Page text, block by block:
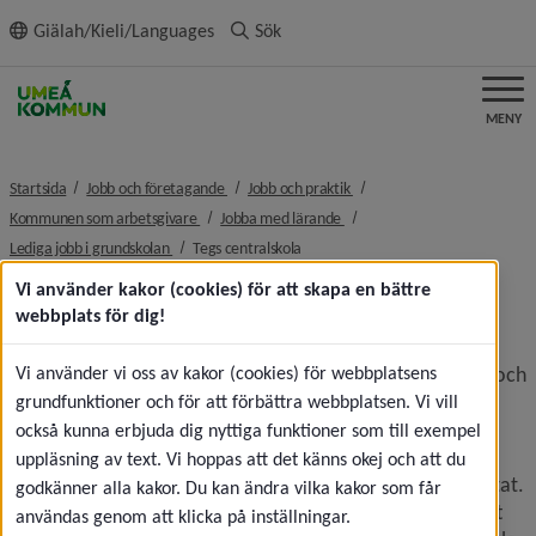
innehållet
Giälah/Kieli/Languages Sök
MENY
Startsida Jobb och företagande nivå i brödsmulenavigeringen
Jobb och praktik nivå i
Kommunen som arbetsgivare nivå i brödsmulenavigeringen
Jobba med lärande
nivå i brödsmulenavigeringen
Lediga jobb i grundskolan nivå i brödsmulenavigeringen
Tegs centralskola
Tegs centralskola
Tegs centralskola är en centralt belägen högstadieskola och
en knutpunkt på Teg med bibliotek, idrottshallar och
fritidsgård. Från centrum är det endast åtta minuters
cykling över vackra Umeälven. TC kännetecknas av god
struktur och samarbete, trygghet och stabila studieresultat.
Vi strävar efter att varje elev ska få lyckas och vilja bli sitt
Vi använder kakor (cookies) för att skapa en bättre
webbplats för dig!
Vi använder vi oss av kakor (cookies) för webbplatsens
grundfunktioner och för att förbättra webbplatsen. Vi vill
också kunna erbjuda dig nyttiga funktioner som till exempel
uppläsning av text. Vi hoppas att det känns okej och att du
godkänner alla kakor. Du kan ändra vilka kakor som får
användas genom att klicka på inställningar.